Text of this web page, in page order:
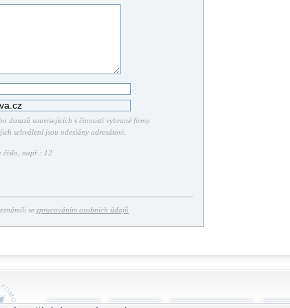
dotazů souvisejících s činností vybrané firmy.
schválení jsou odeslány adresátovi.
číslo, např.: 12
se zpracováním osobních údajů